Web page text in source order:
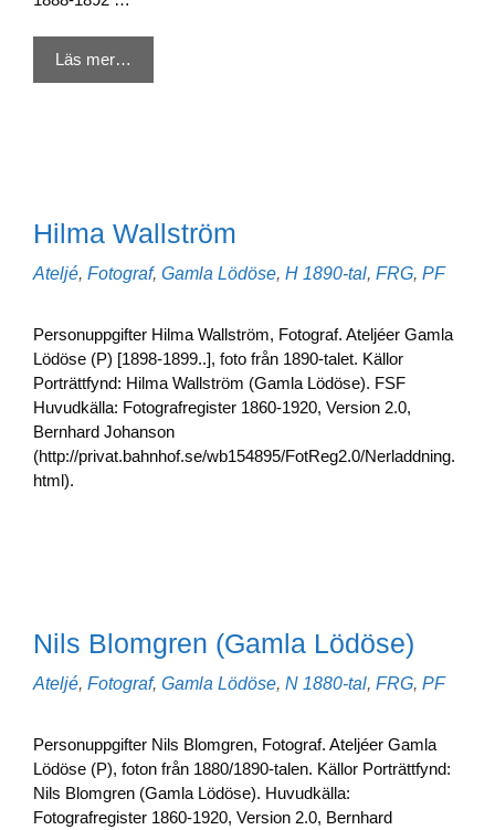
Läs mer…
Hilma Wallström
Kategorier
Ateljé, Fotograf, Gamla Lödöse, H Etiketter
1890-tal, FRG, PF
Personuppgifter Hilma Wallström, Fotograf. Ateljéer Gamla
Lödöse (P) [1898-1899..], foto från 1890-talet. Källor
Porträttfynd: Hilma Wallström (Gamla Lödöse). FSF
Huvudkälla: Fotografregister 1860-1920, Version 2.0,
Bernhard Johanson
(http://privat.bahnhof.se/wb154895/FotReg2.0/Nerladdning.
html).
Nils Blomgren (Gamla Lödöse)
Kategorier
Ateljé, Fotograf, Gamla Lödöse, N Etiketter
1880-tal, FRG, PF
Personuppgifter Nils Blomgren, Fotograf. Ateljéer Gamla
Lödöse (P), foton från 1880/1890-talen. Källor Porträttfynd:
Nils Blomgren (Gamla Lödöse). Huvudkälla:
Fotografregister 1860-1920, Version 2.0, Bernhard